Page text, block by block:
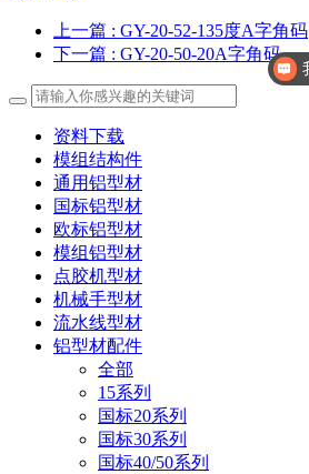
上一篇 : GY-20-52-135度A字角码
下一篇 : GY-20-50-20A字角码
资料下载
模组结构件
通用铝型材
国标铝型材
欧标铝型材
模组铝型材
点胶机型材
机械手型材
流水线型材
铝型材配件
全部
15系列
国标20系列
国标30系列
国标40/50系列